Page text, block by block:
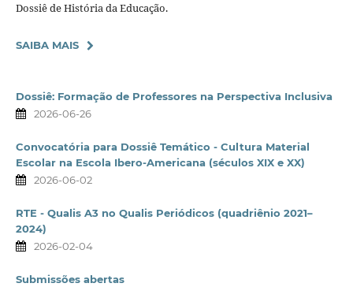
Dossiê de História da Educação.
SAIBA MAIS
Dossiê: Formação de Professores na Perspectiva Inclusiva
2026-06-26
Convocatória para Dossiê Temático - Cultura Material
Escolar na Escola Ibero-Americana (séculos XIX e XX)
2026-06-02
RTE - Qualis A3 no Qualis Periódicos (quadriênio 2021–
2024)
2026-02-04
Submissões abertas